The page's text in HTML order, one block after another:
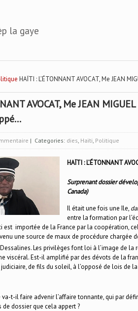
la gaye
HAÏTI : L’ÉTONNANT AVOCAT, Me JEAN
AVOCAT, Me JEAN
| Categories: dies, Haïti, Politique
HAÏTI : L’ÉTONNANT
Surprenant dossier
Canada)
Il était une fois une île,
entre la formation par
est importée de la France par la coopération,
une source de maux de procédure chargée
Les privilèges font loi à l’image de la
viscéral. Est-il amplifié par des dévots de la
de fils du soleil, à l’opposé de lois de la
va-t-il faire advenir l’affaire tonnante, qui par
de dossier que cela appert ?